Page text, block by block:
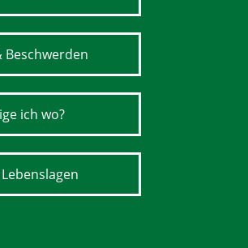
Beschwerden
ich wo?